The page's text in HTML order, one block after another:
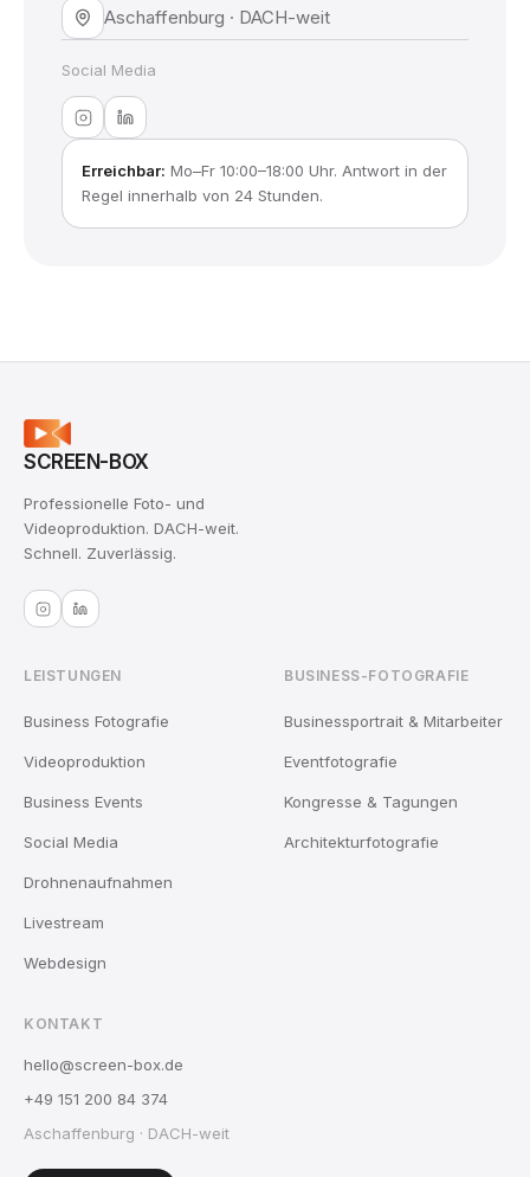
Aschaffenburg · DACH-weit
Social Media
Erreichbar: Mo–Fr 10:00–18:00 Uhr. Antwort in der
Regel innerhalb von 24 Stunden.
SCREEN-BOX
Professionelle Foto- und
Videoproduktion. DACH-weit.
Schnell. Zuverlässig.
LEISTUNGEN
Business Fotografie
Videoproduktion
Business Events
Social Media
Drohnenaufnahmen
Livestream
Webdesign
BUSINESS-FOTOGRAFIE
Businessportrait & Mitarbeiter
Eventfotografie
Kongresse & Tagungen
Architekturfotografie
KONTAKT
hello@screen-box.de
+49 151 200 84 374
Aschaffenburg · DACH-weit